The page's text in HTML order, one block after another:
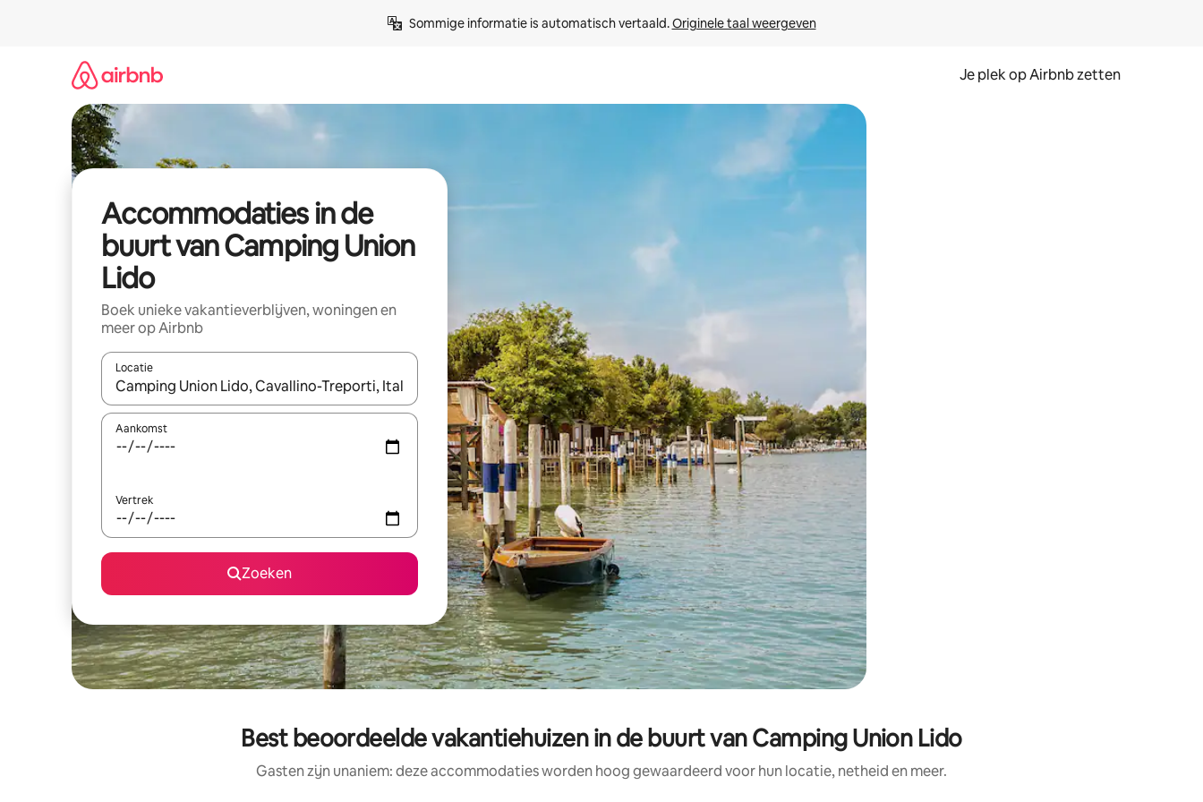
Sommige informatie is automatisch vertaald. Originele taal weergeven
Je plek op Airbnb zetten
Accommodaties in de
buurt van Camping Union
Lido
Boek unieke vakantieverblijven, woningen en
meer op Airbnb
Locatie
Wanneer er resultaten beschikbaar zijn, maak je een keuze met je de pijltjestoetsen omhoog en omlaag, óf door te tikken of swipen.
Aankomst
Vertrek
Zoeken
Best beoordeelde vakantiehuizen in de buurt van Camping Union Lido
Gasten zijn unaniem: deze accommodaties worden hoog gewaardeerd voor hun locatie, netheid en meer.